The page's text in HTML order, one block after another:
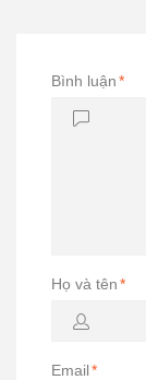
Bình luận*
Họ và tên*
Email*